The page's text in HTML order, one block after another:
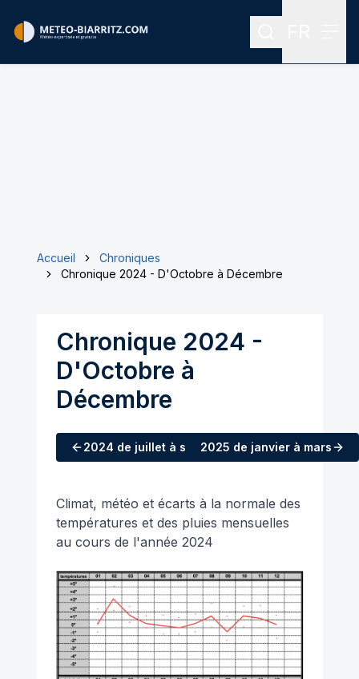
Rechercher
Accueil
Chroniques
Chronique 2024 - D'Octobre à Décembre
Chronique 2024 -
D'Octobre à
Décembre
2024 de juillet à septembre
2025 de janvier à mars
Climat, météo et écarts à la normale des
températures et des pluies mensuelles
au cours de l'année 2024